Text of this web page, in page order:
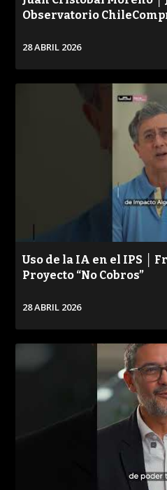
Observatorio
28 ABRIL 2026
Uso de la IA en el IPS │
Proyecto “No Cobros”
28 ABRIL 2026